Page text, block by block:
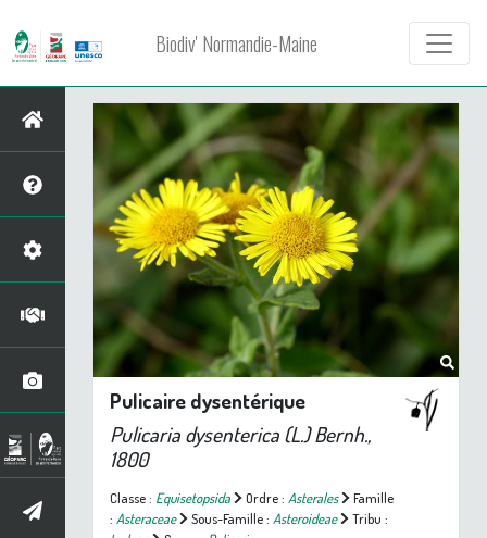
Biodiv' Normandie-Maine
Pulicaire dysentérique
Pulicaria dysenterica (L.) Bernh.,
1800
Classe : Equisetopsida Ordre : Asterales
Famille
: Asteraceae Sous-Famille : Asteroideae
Tribu :